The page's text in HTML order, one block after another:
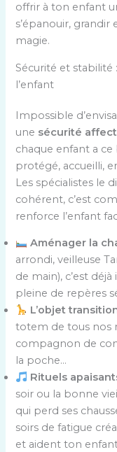
offrir à ton enfant
s’épanouir,
magie.
Sécurité et stabilité
l’enfant
Impossible
une sécurité
chaque enfant a
protégé, accueilli,
Les spécialistes le
cohérent, c’est
renforce l’enfant
Aménager la
arrondi, veilleuse
de main), c’est
pleine de repères
L’objet
totem de tous nos
compagnon de
la poche…
Rituels
soir ou la bonne
qui perd ses
soirs de fatigue
et aident ton